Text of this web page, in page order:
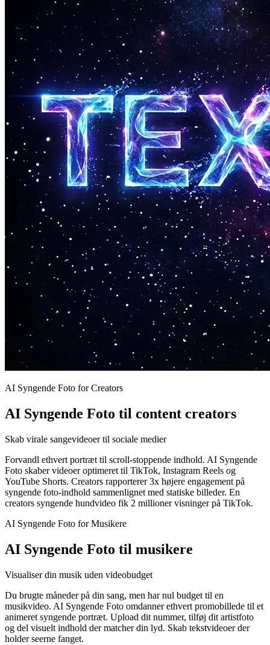
AI Syngende Foto for Creators
AI Syngende Foto til content creators
Skab virale sangevideoer til sociale medier
Forvandl ethvert portræt til scroll-stoppende indhold. AI Syngende
Foto skaber videoer optimeret til TikTok, Instagram Reels og
YouTube Shorts. Creators rapporterer 3x højere engagement på
syngende foto-indhold sammenlignet med statiske billeder. En
creators syngende hundvideo fik 2 millioner visninger på TikTok.
AI Syngende Foto for Musikere
AI Syngende Foto til musikere
Visualiser din musik uden videobudget
Du brugte måneder på din sang, men har nul budget til en
musikvideo. AI Syngende Foto omdanner ethvert promobillede til et
animeret syngende portræt. Upload dit nummer, tilføj dit artistfoto
og del visuelt indhold der matcher din lyd. Skab tekstvideoer der
holder seerne fanget.